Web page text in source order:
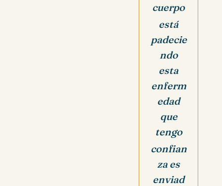
cuerpo
está
padecie
ndo
esta
enferm
edad
que
tengo
confian
za es
enviad